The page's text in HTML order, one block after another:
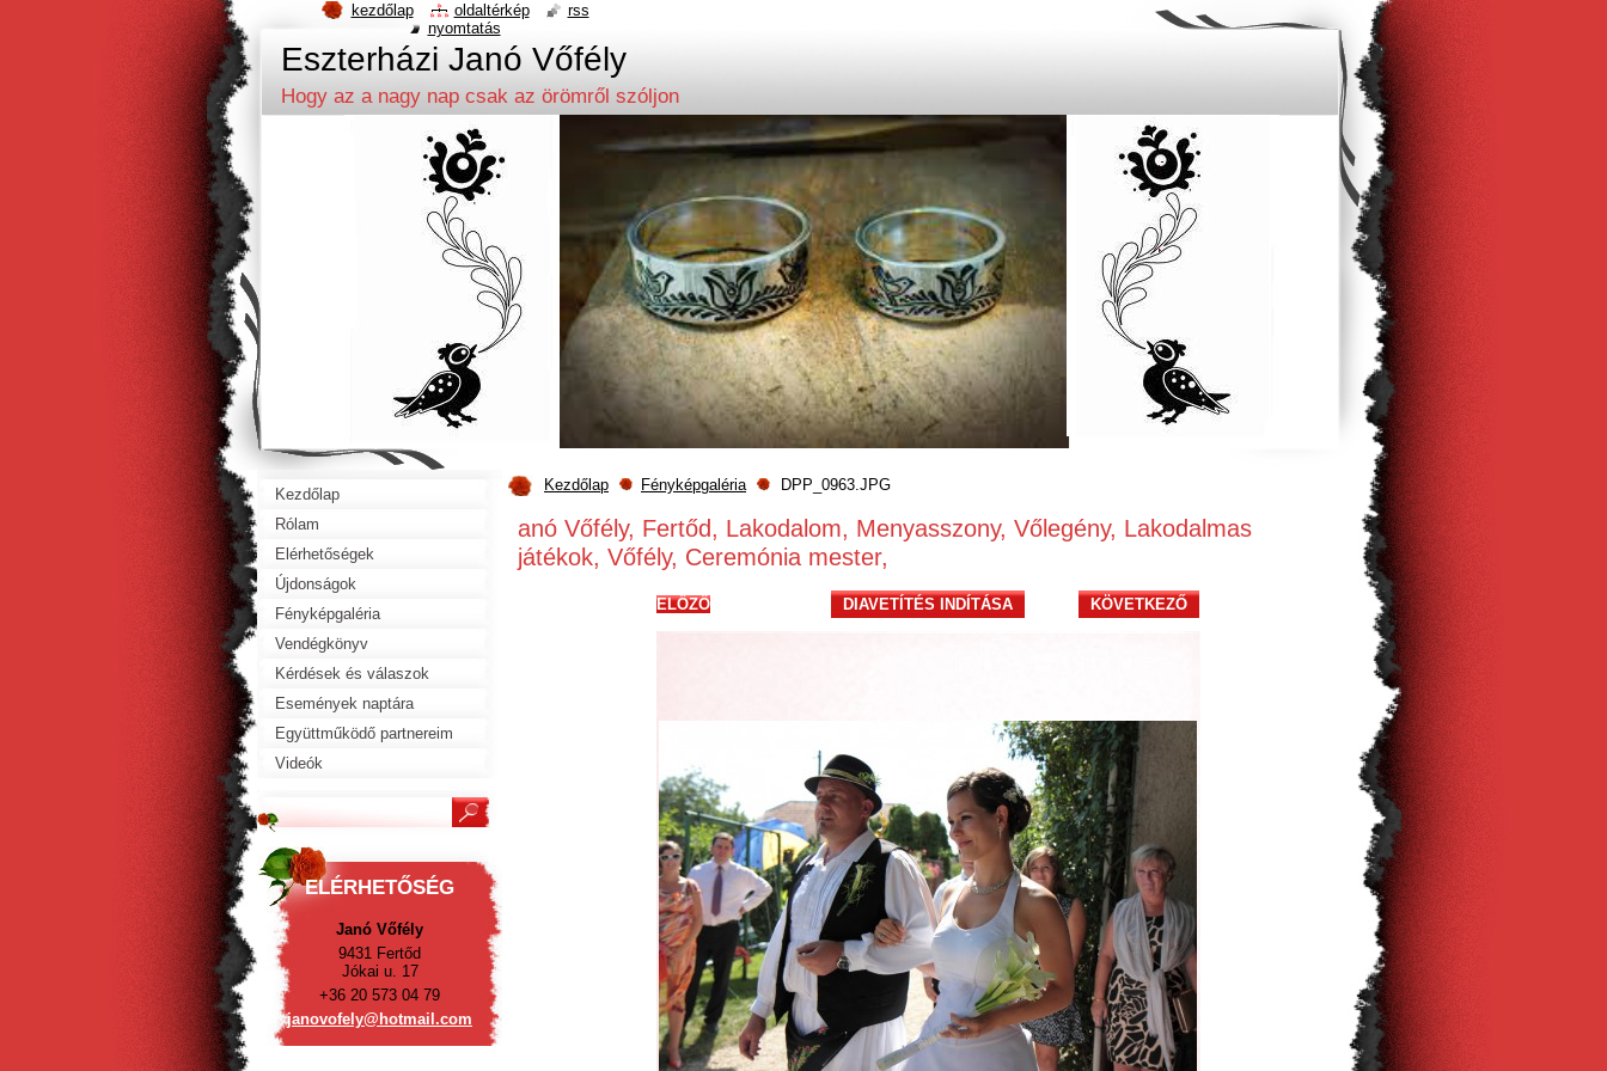
Eszterházi Janó Vőfély
Hogy az a nagy nap csak az örömről szóljon
Kezdőlap Fényképgaléria DPP_0963.JPG
anó Vőfély, Fertőd, Lakodalom, Menyasszony, Vőlegény, Lakodalmas
játékok, Vőfély, Ceremónia mester,
ELŐZŐ DIAVETÍTÉS INDÍTÁSA KÖVETKEZŐ
Kezdőlap
Rólam
Elérhetőségek
Újdonságok
Fényképgaléria
Vendégkönyv
Kérdések és válaszok
Események naptára
Együttműködő partnereim
Videók
ELÉRHETŐSÉG
Janó Vőfély
9431 Fertőd
Jókai u. 17
+36 20 573 04 79
janovofe ly@hotmail.com
kezdőlap oldaltérkép
rss
nyomtatás